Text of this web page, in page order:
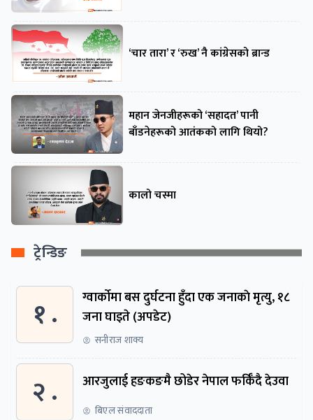
‘चार तारा’ र ‘रुख’ नै कांग्रेसको ब्रान्ड
महान जेनजीहरूको ‘सहादत’ पानी
बाँडनेहरूको आतंकको लागि थियो?
कालो चस्मा
ट्रेन्डिङ
१ .
ग्वार्काेमा बस दुर्घटना हुँदा एक जनाकाे मृत्यु, १८
जना घाइते (अपडेट)
सनीराज शाक्य
२ . आरजुलाई हङकङमै छोडेर नेपाल फर्किँदै देउवा
बिएल संवाददाता